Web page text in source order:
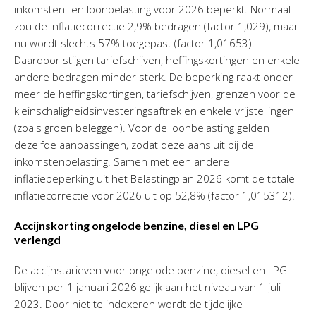
inkomsten- en loonbelasting voor 2026 beperkt. Normaal
zou de inflatiecorrectie 2,9% bedragen (factor 1,029), maar
nu wordt slechts 57% toegepast (factor 1,01653).
Daardoor stijgen tariefschijven, heffingskortingen en enkele
andere bedragen minder sterk. De beperking raakt onder
meer de heffingskortingen, tariefschijven, grenzen voor de
kleinschaligheidsinvesteringsaftrek en enkele vrijstellingen
(zoals groen beleggen). Voor de loonbelasting gelden
dezelfde aanpassingen, zodat deze aansluit bij de
inkomstenbelasting. Samen met een andere
inflatiebeperking uit het Belastingplan 2026 komt de totale
inflatiecorrectie voor 2026 uit op 52,8% (factor 1,015312).
Accijnskorting ongelode benzine, diesel en LPG
verlengd
De accijnstarieven voor ongelode benzine, diesel en LPG
blijven per 1 januari 2026 gelijk aan het niveau van 1 juli
2023. Door niet te indexeren wordt de tijdelijke